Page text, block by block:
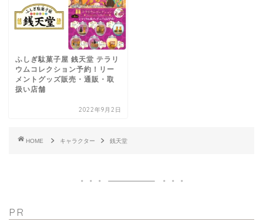
ふしぎ駄菓子屋 銭天堂 テラリ
ウムコレクション予約！リー
メントグッズ販売・通販・取
扱い店舗
2022年9月2日
HOME キャラクター 銭天堂
PR